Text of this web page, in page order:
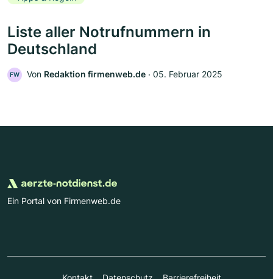
Liste aller Notrufnummern in
Deutschland
FW Von Redaktion firmenweb.de ‧ 05. Februar 2025
Ein Portal von Firmenweb.de